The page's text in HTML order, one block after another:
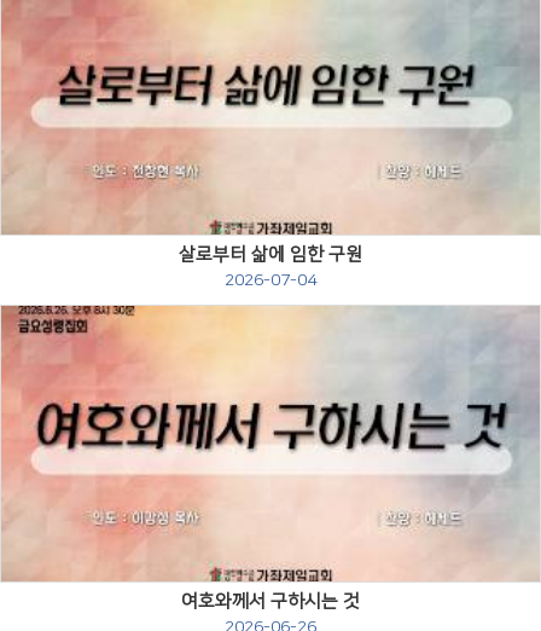
살로부터 삶에 임한 구원
2026-07-04
여호와께서 구하시는 것